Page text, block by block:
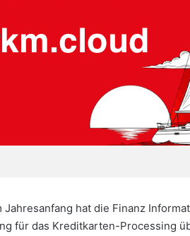
hat die Finanz
für das Kreditkarten-Processing